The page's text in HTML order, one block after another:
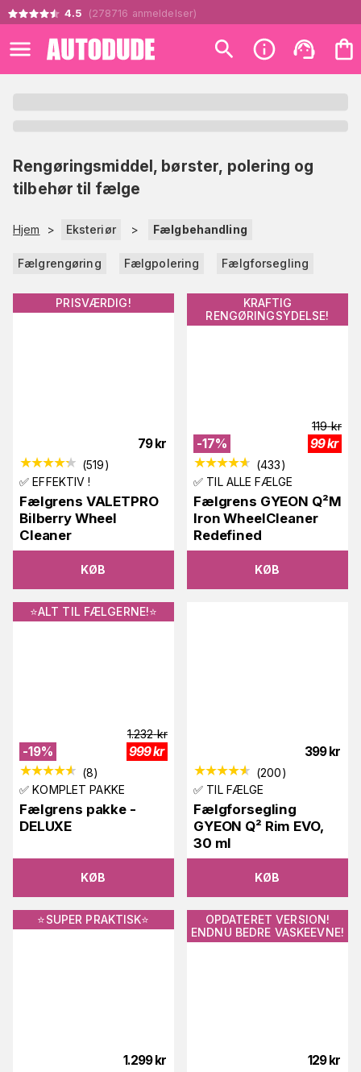
4.5 (278716 anmeldelser)
Rengøringsmiddel, børster, polering og
tilbehør til fælge
Hjem > Eksteriør > Fælgbehandling
Fælgrengøring Fælgpolering Fælgforsegling
PRISVÆRDIG!
79 kr
(519)
✅ EFFEKTIV !
Fælgrens VALETPRO
Bilberry Wheel
Cleaner
KØB
KRAFTIG
RENGØRINGSYDELSE!
-17%
119 kr
99kr
(433)
✅ TIL ALLE FÆLGE
Fælgrens GYEON Q²M
Iron WheelCleaner
Redefined
KØB
⭐️ALT TIL FÆLGERNE!⭐️
-19%
1.232 kr
999kr
(8)
✅ KOMPLET PAKKE
Fælgrens pakke -
DELUXE
KØB
399 kr
(200)
✅ TIL FÆLGE
Fælgforsegling
GYEON Q² Rim EVO,
30 ml
KØB
⭐️SUPER PRAKTISK⭐️
1.299 kr
OPDATERET VERSION!
ENDNU BEDRE VASKEEVNE!
129 kr